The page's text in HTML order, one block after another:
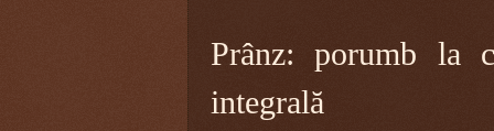
Prânz: porumb la
integrală